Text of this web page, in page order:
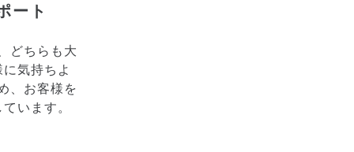
ート
どちらも大
気持ちよ
、お客様を
います。